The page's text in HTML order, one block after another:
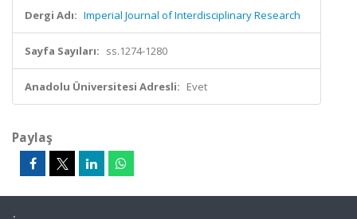
Dergi Adı: Imperial Journal of Interdisciplinary Research
Sayfa Sayıları: ss.1274-1280
Anadolu Üniversitesi Adresli: Evet
Paylaş